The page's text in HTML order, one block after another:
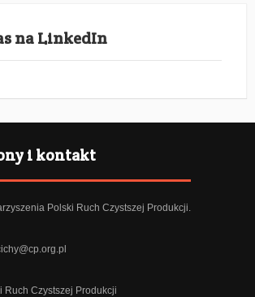
na LinkedIn
i kontakt
Polski Ruch Czystszej Produkcji.
Ruch Czystszej Produkcji